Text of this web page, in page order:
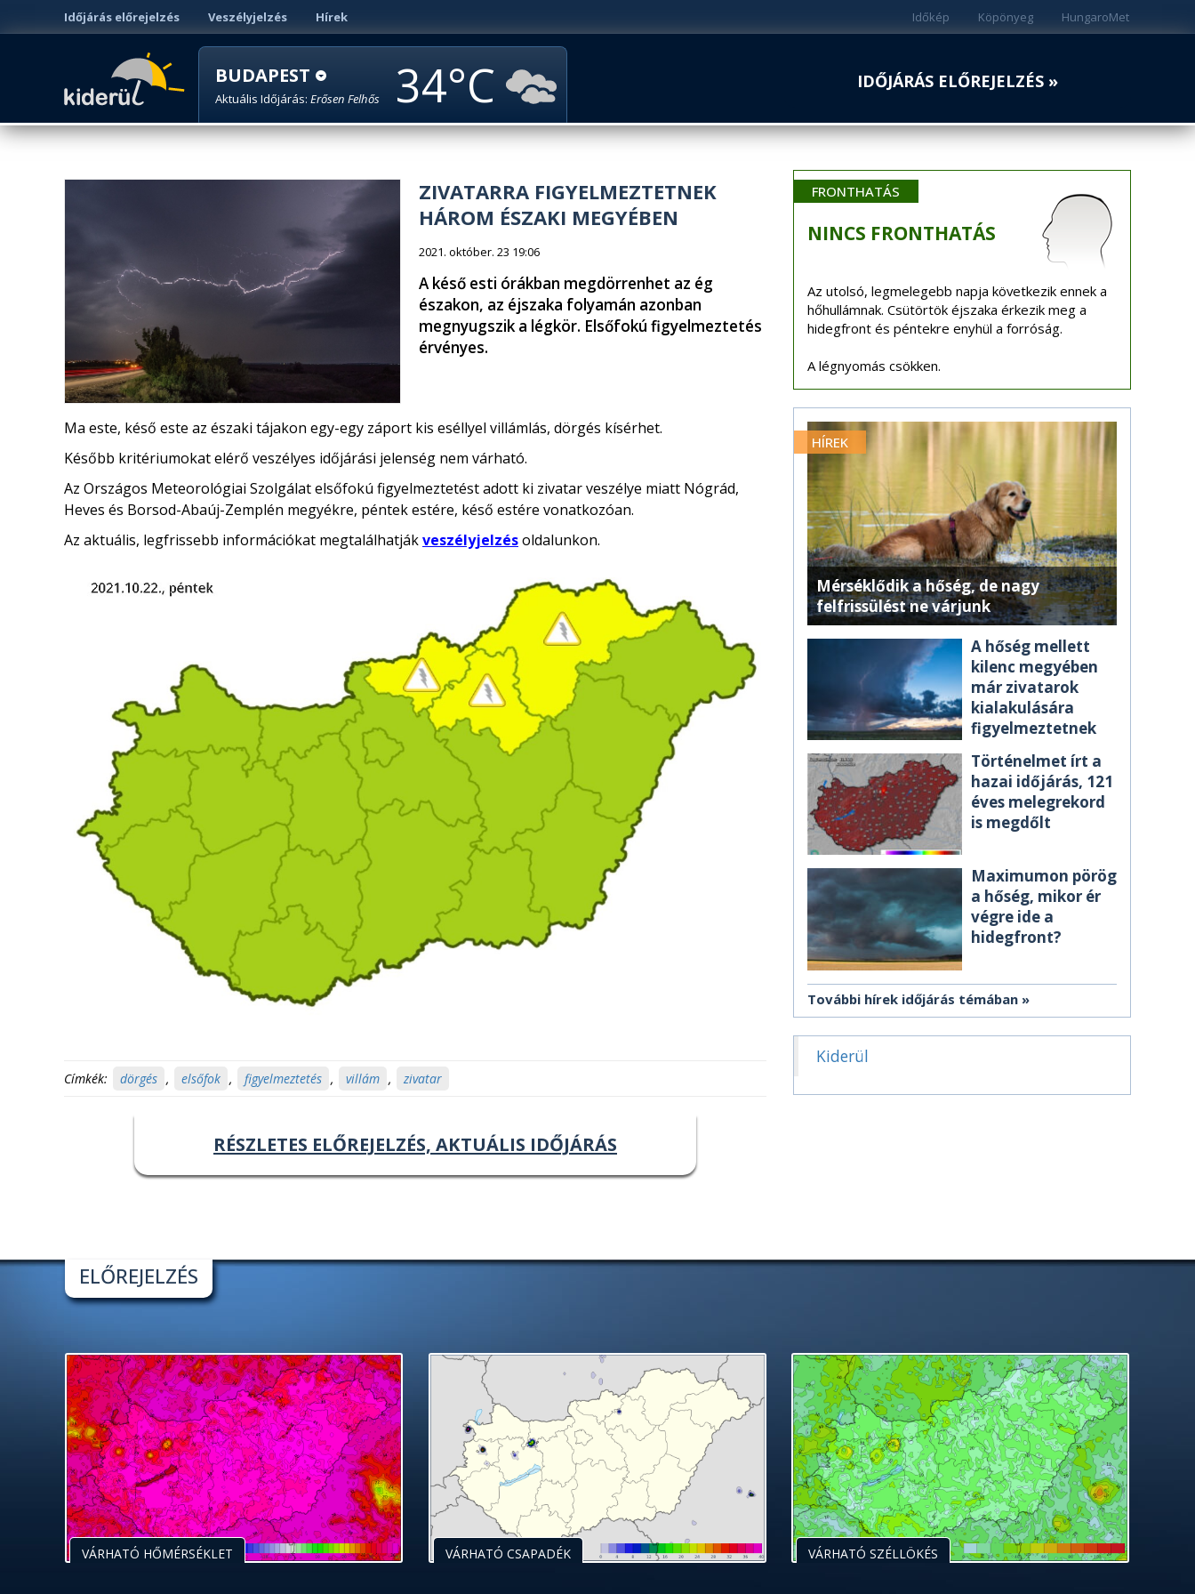
Időjárás előrejelzés Veszélyjelzés Hírek HungaroMet
Köpönyeg
Időkép
BUDAPEST
Aktuális Időjárás: Erősen Felhős 34 IDŐJÁRÁS ELŐREJELZÉS »
ZIVATARRA FIGYELMEZTETNEK
HÁROM ÉSZAKI MEGYÉBEN
2021. október. 23 19:06
A késő esti órákban megdörrenhet az ég
északon, az éjszaka folyamán azonban
megnyugszik a légkör. Elsőfokú figyelmeztetés
érvényes.
Ma este, késő este az északi tájakon egy-egy záport kis eséllyel villámlás, dörgés kísérhet.
Később kritériumokat elérő veszélyes időjárási jelenség nem várható.
Az Országos Meteorológiai Szolgálat elsőfokú figyelmeztetést adott ki zivatar veszélye miatt Nógrád,
Heves és Borsod-Abaúj-Zemplén megyékre, péntek estére, késő estére vonatkozóan.
Az aktuális, legfrissebb információkat megtalálhatjákveszélyjelzésoldalunkon.
Címkék: dörgés , elsőfok , figyelmeztetés , villám , zivatar
RÉSZLETES ELŐREJELZÉS, AKTUÁLIS IDŐJÁRÁS
FRONTHATÁS
NINCS FRONTHATÁS
Az utolsó, legmelegebb napja következik ennek a
hőhullámnak. Csütörtök éjszaka érkezik meg a
hidegfront és péntekre enyhül a forróság.
A légnyomás csökken.
HÍREK
Mérséklődik a hőség, de nagy
felfrissülést ne várjunk
A hőség mellett
kilenc megyében
már zivatarok
kialakulására
figyelmeztetnek
Történelmet írt a
hazai időjárás, 121
éves melegrekord
is megdőlt
Maximumon pörög
a hőség, mikor ér
végre ide a
hidegfront?
További hírek időjárás témában
Kiderül
ELŐREJELZÉS
VÁRHATÓ HŐMÉRSÉKLET VÁRHATÓ CSAPADÉK VÁRHATÓ SZÉLLÖKÉS